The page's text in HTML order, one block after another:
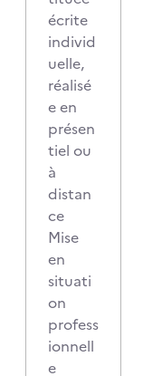
écrite
individ
uelle,
réalisé
e en
présen
tiel ou
à
distan
ce
Mise
en
situati
on
profess
ionnell
e